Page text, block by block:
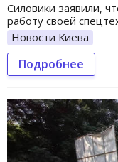
Силовики заявили,
работу своей
Новости Киева
Подробнее